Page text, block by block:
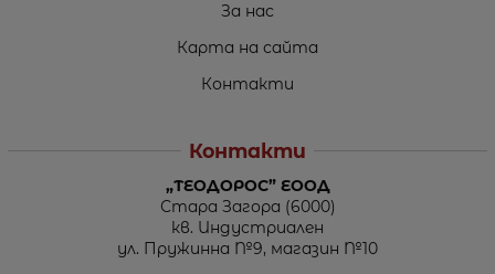
За нас
Карта на сайта
Контакти
Контакти
„ТЕОДОРОС” ЕООД
Стара Загора (6000)
кв. Индустриален
ул. Пружинна №9, магазин №10